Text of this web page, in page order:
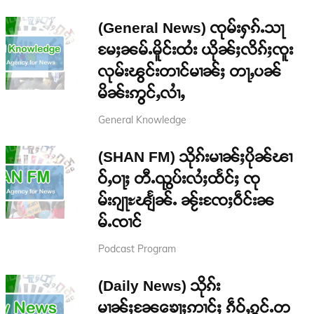
(General News) ၸုမ်းႁၵ်ႉသႃ
မႄႈၼမ်ႉမိူင်းထႆး ယိုၼ်ႈလိၵ်ႈၸူး
လုမ်းၽွင်းတၢင်မၢၼ်ႈ တႃႇပၼ်
မိၼ်းဢွင်ႇလၢႆႇ
General Knowledge
(SHAN FM) သိုၵ်းမၢၼ်ႈပိုၼ်ၽၢ
ဝ်ႇဝႃႈ တီႉၺွပ်းလႆႈထႅင်ႈ ၸု
မ်းၵျႃႊၽျႅၼ်ႉ ၼႂ်းၸႄႈဝဵင်းၼ
မ်ႉၸၢင်
Podcast Program
(Daily News) သိုၵ်း
မၢၼ်ႈၼႄၶေႃႈဢၢင်ႈ ၵဵဝ်ႇၵွင်ႉတ